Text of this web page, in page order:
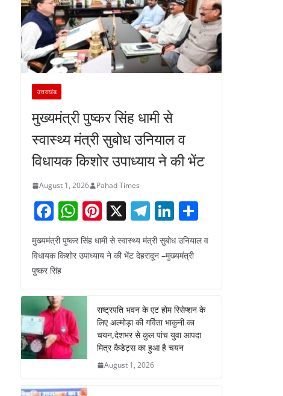
उत्तराखंड
मुख्यमंत्री पुष्कर सिंह धामी से
स्वास्थ्य मंत्री सुबोध उनियाल व
विधायक किशोर उपाध्याय ने की भेंट
August 1, 2026 Pahad Times
F
a
c
e
o
o
k
W
h
at
p
Pi
nt
er
X T
el
e
gr
m
Li
n
k
n
ar
मुख्यमंत्री पुष्कर सिंह धामी से स्वास्थ्य मंत्री सुबोध उनियाल व
विधायक किशोर उपाध्याय ने की भेंट देहरादून –मुख्यमंत्री
पुष्कर सिंह
राष्ट्रपति भवन के एट होम रिसेप्शन के
लिए अल्मोड़ा की गर्विता भाकुनी का
चयन,देशभर से कुल पांच युवा आपदा
मित्र कैडेट्स का हुआ है चयन
August 1, 2026